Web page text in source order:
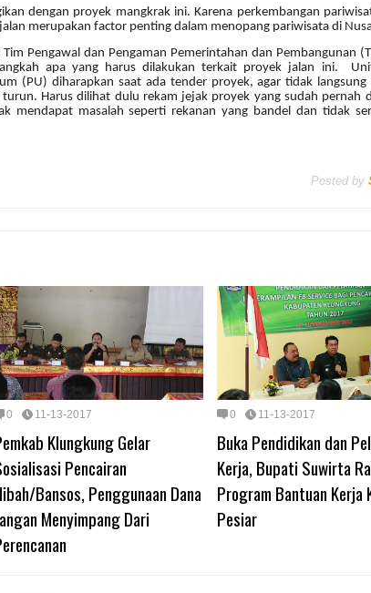
dengan proyek mangkrak ini. Karena perkembangan
merupakan factor penting dalam menopang pariwisata di
Pengawal dan Pengaman Pemerintahan dan Pembangunan
apa yang harus dilakukan terkait proyek jalan ini.
(PU) diharapkan saat ada tender proyek, agar tidak langsung
Harus dilihat dulu rekam jejak proyek yang sudah pernah
mendapat masalah seperti rekanan yang bandel dan tidak
Posted by
0 11-13-2017
Klungkung Gelar
Pencairan
Bansos, Penggunaan Dana
Menyimpang Dari
0 11-13-2017
Buka Pendidikan dan
Kerja, Bupati Suwirta
Program Bantuan Kerja
Pesiar